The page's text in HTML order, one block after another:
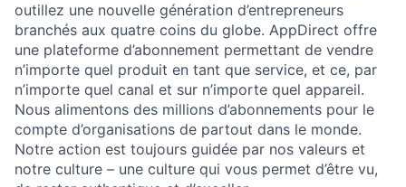
outillez une nouvelle génération d’entrepreneurs
branchés aux quatre coins du globe. AppDirect offre
une plateforme d’abonnement permettant de vendre
n’importe quel produit en tant que service, et ce, par
n’importe quel canal et sur n’importe quel appareil.
Nous alimentons des millions d’abonnements pour le
compte d’organisations de partout dans le monde.
Notre action est toujours guidée par nos valeurs et
notre culture – une culture qui vous permet d’être vu,